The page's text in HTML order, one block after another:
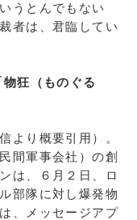
うとんでもない
者は、君臨してい
狂（ものぐる
より概要引用）。
間軍事会社）の創
は、６月２日、ロ
部隊に対し爆発物
、メッセージアプ